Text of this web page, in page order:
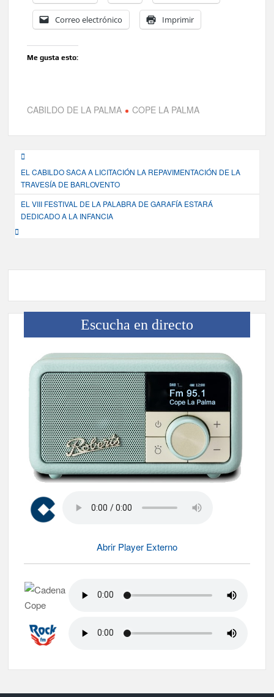
Correo electrónico Imprimir
Me gusta esto:
CABILDO DE LA PALMA COPE LA PALMA
Navegación
de
entradas
EL CABILDO SACA A LICITACIÓN LA REPAVIMENTACIÓN DE LA
TRAVESÍA DE BARLOVENTO
EL VIII FESTIVAL DE LA PALABRA DE GARAFÍA ESTARÁ
DEDICADO A LA INFANCIA
Escucha en directo
Abrir Player Externo